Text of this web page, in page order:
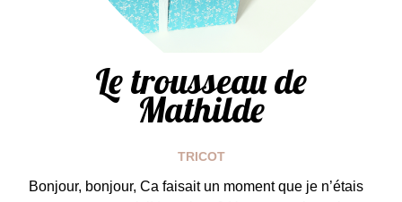
Le trousseau de
Mathilde
TRICOT
Bonjour, bonjour, Ca faisait un moment que je n’étais